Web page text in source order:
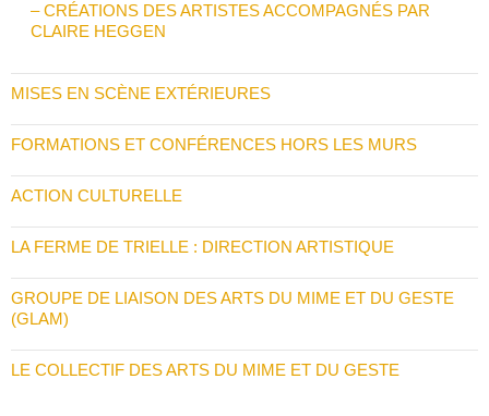
– CRÉATIONS DES ARTISTES ACCOMPAGNÉS PAR
CLAIRE HEGGEN
MISES EN SCÈNE EXTÉRIEURES
FORMATIONS ET CONFÉRENCES HORS LES MURS
ACTION CULTURELLE
LA FERME DE TRIELLE : DIRECTION ARTISTIQUE
GROUPE DE LIAISON DES ARTS DU MIME ET DU GESTE
(GLAM)
LE COLLECTIF DES ARTS DU MIME ET DU GESTE